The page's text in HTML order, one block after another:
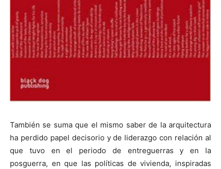
También se suma que el mismo saber de la arquitectura
ha perdido papel decisorio y de liderazgo con relación al
que tuvo en el periodo de entreguerras y en la
posguerra, en que las políticas de vivienda, inspiradas